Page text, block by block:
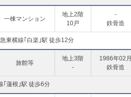
一棟マンション
地上2階
10戸
-
鉄骨造
東横線｢白楽｣駅 徒歩12分
旅館等
地上3階
-
1986年02月
鉄骨造
｢蓮根｣駅 徒歩6分